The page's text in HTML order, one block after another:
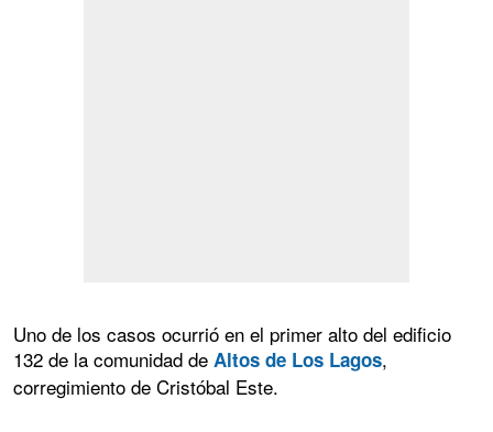
Uno de los casos ocurrió en el primer alto del edificio
132 de la comunidad de Altos de Los Lagos,
corregimiento de Cristóbal Este.